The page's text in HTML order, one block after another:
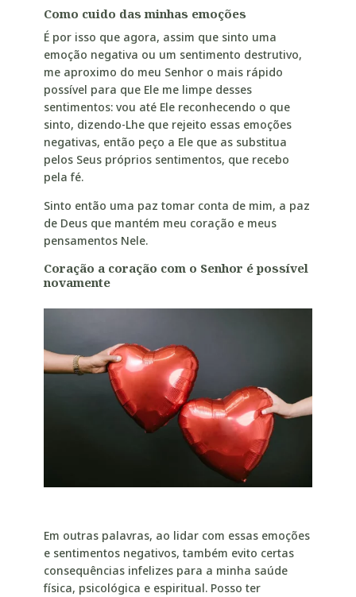
Como cuido das minhas emoções
É por isso que agora, assim que sinto uma
emoção negativa ou um sentimento destrutivo,
me aproximo do meu Senhor o mais rápido
possível para que Ele me limpe desses
sentimentos: vou até Ele reconhecendo o que
sinto, dizendo-Lhe que rejeito essas emoções
negativas, então peço a Ele que as substitua
pelos Seus próprios sentimentos, que recebo
pela fé.
Sinto então uma paz tomar conta de mim, a paz
de Deus que mantém meu coração e meus
pensamentos Nele.
Coração a coração com o Senhor é possível
novamente
Em outras palavras, ao lidar com essas emoções
e sentimentos negativos, também evito certas
consequências infelizes para a minha saúde
física, psicológica e espiritual. Posso ter